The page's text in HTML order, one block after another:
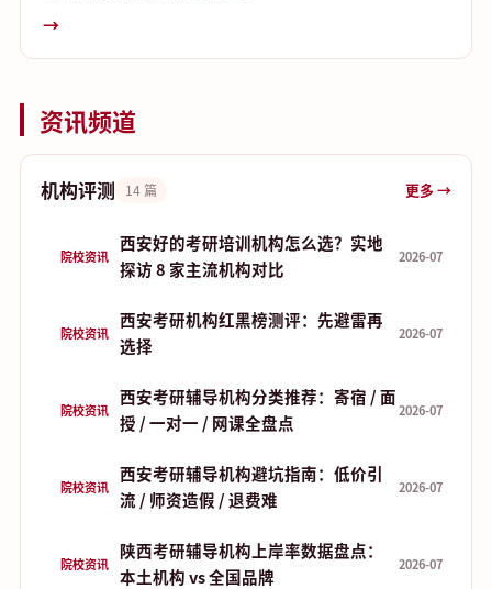
→
资讯频道
机构评测 14 篇 更多 →
院校资讯
西安好的考研培训机构怎么选？实地
探访 8 家主流机构对比
2026-07
院校资讯
西安考研机构红黑榜测评：先避雷再
选择
2026-07
院校资讯
西安考研辅导机构分类推荐：寄宿 / 面
授 / 一对一 / 网课全盘点
2026-07
院校资讯
西安考研辅导机构避坑指南：低价引
流 / 师资造假 / 退费难
2026-07
院校资讯
陕西考研辅导机构上岸率数据盘点：
本土机构 vs 全国品牌
2026-07